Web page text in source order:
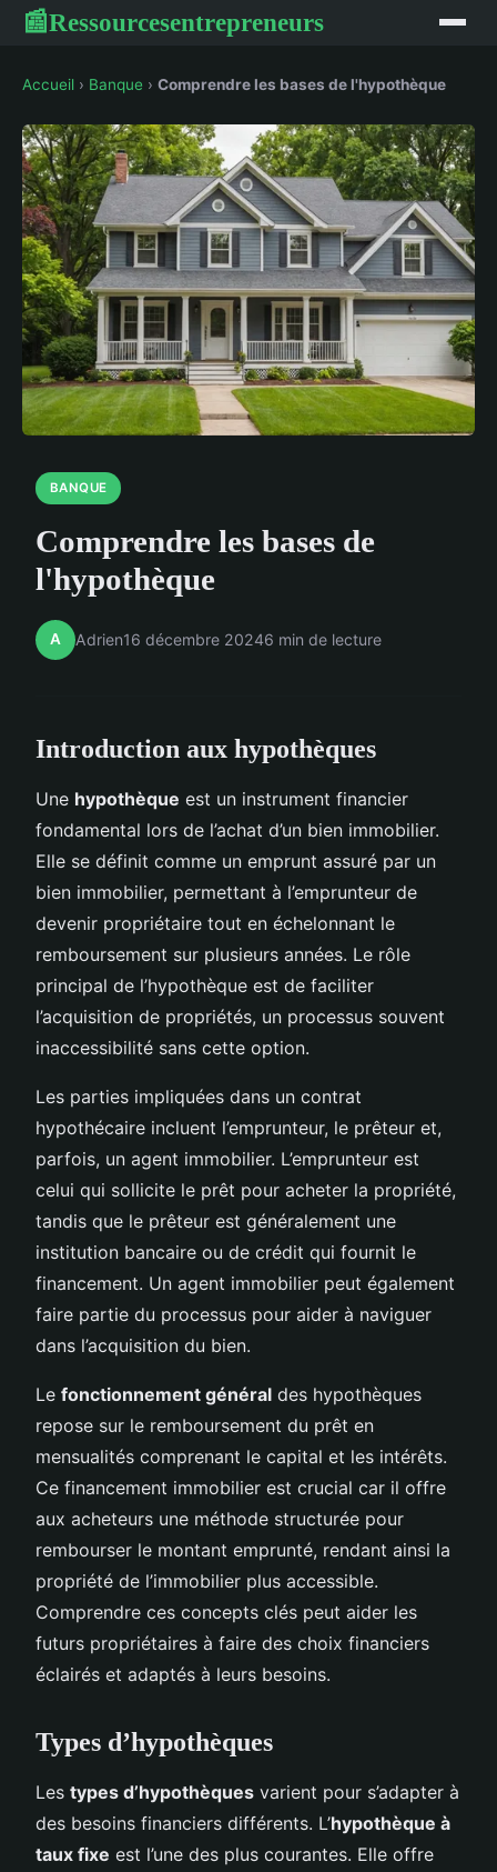
📰Ressourcesentrepreneurs
Accueil › Banque › Comprendre les bases de l'hypothèque
BANQUE
Comprendre les bases de
l'hypothèque
A Adrien16 décembre 20246 min de lecture
Introduction aux hypothèques
Une hypothèque est un instrument financier
fondamental lors de l’achat d’un bien immobilier.
Elle se définit comme un emprunt assuré par un
bien immobilier, permettant à l’emprunteur de
devenir propriétaire tout en échelonnant le
remboursement sur plusieurs années. Le rôle
principal de l’hypothèque est de faciliter
l’acquisition de propriétés, un processus souvent
inaccessibilité sans cette option.
Les parties impliquées dans un contrat
hypothécaire incluent l’emprunteur, le prêteur et,
parfois, un agent immobilier. L’emprunteur est
celui qui sollicite le prêt pour acheter la propriété,
tandis que le prêteur est généralement une
institution bancaire ou de crédit qui fournit le
financement. Un agent immobilier peut également
faire partie du processus pour aider à naviguer
dans l’acquisition du bien.
Le fonctionnement général des hypothèques
repose sur le remboursement du prêt en
mensualités comprenant le capital et les intérêts.
Ce financement immobilier est crucial car il offre
aux acheteurs une méthode structurée pour
rembourser le montant emprunté, rendant ainsi la
propriété de l’immobilier plus accessible.
Comprendre ces concepts clés peut aider les
futurs propriétaires à faire des choix financiers
éclairés et adaptés à leurs besoins.
Types d’hypothèques
Les types d’hypothèques varient pour s’adapter à
des besoins financiers différents. L’hypothèque à
taux fixe est l’une des plus courantes. Elle offre